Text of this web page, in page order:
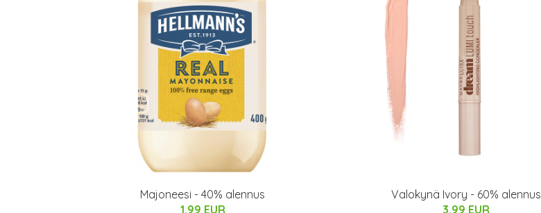
Majoneesi - 40% alennus
1.99 EUR
Valokynä Ivory - 60% alennus
3.99 EUR